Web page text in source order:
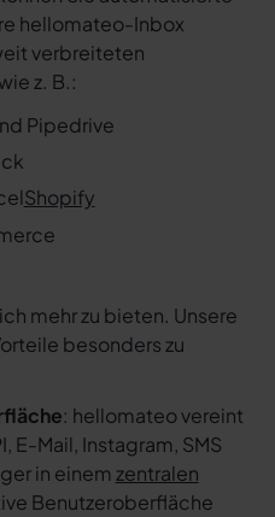
hellomateo-Inbox
verbreiteten
z. B.:
Pipedrive
Shopify
mehr zu bieten. Unsere
besonders zu
: hellomateo vereint
E-Mail, Instagram, SMS
in einem zentralen
Benutzeroberfläche